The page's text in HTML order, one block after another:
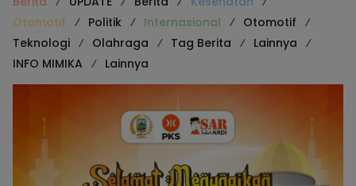
Otomotif
Politik Internasional
Otomotif
Teknologi
Olahraga Tag Berita
Lainnya
INFO MIMIKA
Lainnya